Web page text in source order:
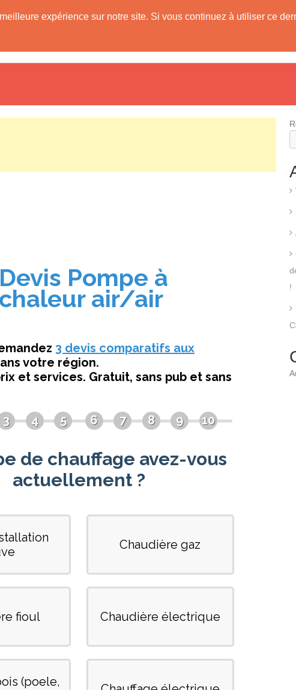
expérience sur notre site. Si vous continuez à utiliser ce
!